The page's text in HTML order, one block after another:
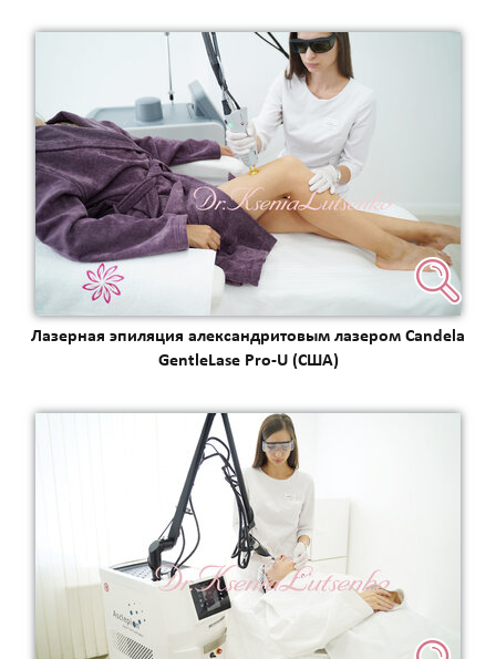
Удаление жира липолитиками
Лазерная эпиляция александритовым лазером Candela
GentleLase Pro-U (США)